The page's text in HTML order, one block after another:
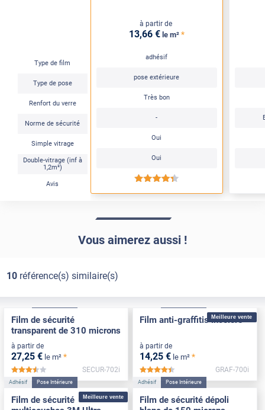
Type de film
Type de pose
Renfort du verre
Norme de sécurité
Simple vitrage
Double-vitrage (inf à
1,2m²)
Avis
à partir de
13,66 € le m² *
adhésif
pose extérieure
Très bon
-
Oui
Oui
*****
Vous aimerez aussi !
10référence(s) similaire(s)
Film de sécurité
transparent de 310 microns
à partir de
27,25 € le m² *
*****
SECUR-702i
Meilleure vente
Film anti-graffitis incolore
à partir de
14,25 € le m² *
*****
GRAF-700i
Meilleure vente
Adhésif Pose Intérieure
Film de sécurité
Adhésif Pose Intérieure
Film de sécurité dépoli